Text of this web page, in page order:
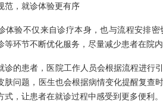
范，就诊体验更有序
体验不仅来自诊疗本身，也与流程安排
等环节不断优化服务，尽量减少患者在院
诊的患者，医院工作人员会根据流程进行
肤问题，医生也会根据病情变化提醒复查
式，让患者在就诊过程中感受到更多便利。